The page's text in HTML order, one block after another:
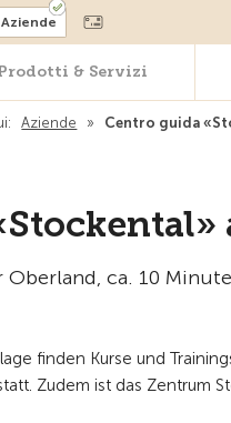
Aziende
& Servizi
Aziende » Centro guida
Oberland, ca. 10
finden Kurse und
Zudem ist das Zentrum